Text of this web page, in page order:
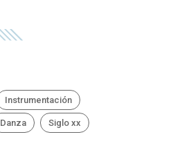
Instrumentación
Danza Siglo xx